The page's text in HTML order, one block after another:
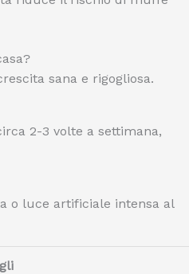
sana e rigogliosa.
2-3 volte a settimana,
o luce artificiale intensa al